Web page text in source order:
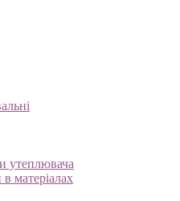
утеплювача
матеріалах